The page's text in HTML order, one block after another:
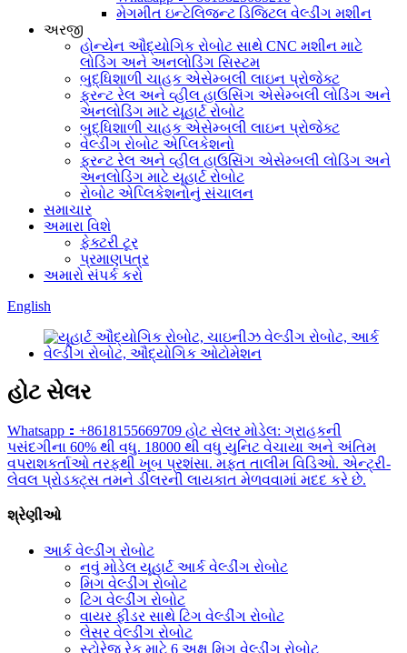
મેગમીત ઇન્ટેલિજન્ટ ડિજિટલ વેલ્ડીંગ મશીન
અરજી
હોન્યેન ઔદ્યોગિક રોબોટ સાથે CNC મશીન માટે
લોડિંગ અને અનલોડિંગ સિસ્ટમ
બુદ્ધિશાળી ચાહક એસેમ્બલી લાઇન પ્રોજેક્ટ
ફ્રન્ટ રેલ અને વ્હીલ હાઉસિંગ એસેમ્બલી લોડિંગ અને
અનલોડિંગ માટે યૂહાર્ટ રોબોટ
બુદ્ધિશાળી ચાહક એસેમ્બલી લાઇન પ્રોજેક્ટ
વેલ્ડીંગ રોબોટ એપ્લિકેશનો
ફ્રન્ટ રેલ અને વ્હીલ હાઉસિંગ એસેમ્બલી લોડિંગ અને
અનલોડિંગ માટે યૂહાર્ટ રોબોટ
રોબોટ એપ્લિકેશનોનું સંચાલન
સમાચાર
અમારા વિશે
ફેક્ટરી ટૂર
પ્રમાણપત્ર
અમારો સંપર્ક કરો
English
હોટ સેલર
Whatsapp：+8618155669709 હોટ સેલર મોડેલ: ગ્રાહકની
પસંદગીના 60% થી વધુ. 18000 થી વધુ યુનિટ વેચાયા અને અંતિમ
વપરાશકર્તાઓ તરફથી ખૂબ પ્રશંસા. મફત તાલીમ વિડિઓ. એન્ટ્રી-
લેવલ પ્રોડક્ટ્સ તમને ડીલરની લાયકાત મેળવવામાં મદદ કરે છે.
શ્રેણીઓ
આર્ક વેલ્ડીંગ રોબોટ
નવું મોડેલ યૂહાર્ટ આર્ક વેલ્ડીંગ રોબોટ
મિગ વેલ્ડીંગ રોબોટ
ટિગ વેલ્ડીંગ રોબોટ
વાયર ફીડર સાથે ટિગ વેલ્ડીંગ રોબોટ
લેસર વેલ્ડીંગ રોબોટ
સ્ટોરેજ રેક માટે 6 અક્ષ મિગ વેલ્ડીંગ રોબોટ